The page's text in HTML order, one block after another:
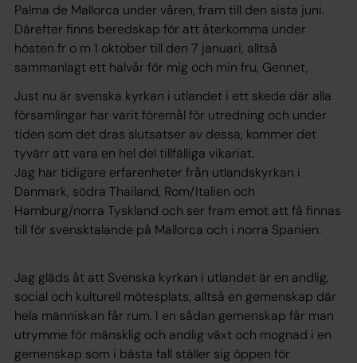
Palma de Mallorca under våren, fram till den sista juni.
Därefter finns beredskap för att återkomma under
hösten fr o m 1 oktober till den 7 januari, alltså
sammanlagt ett halvår för mig och min fru, Gennet,
Just nu är svenska kyrkan i utlandet i ett skede där alla
församlingar har varit föremål för utredning och under
tiden som det dras slutsatser av dessa, kommer det
tyvärr att vara en hel del tillfälliga vikariat.
Jag har tidigare erfarenheter från utlandskyrkan i
Danmark, södra Thailand, Rom/Italien och
Hamburg/norra Tyskland och ser fram emot att få finnas
till för svensktalande på Mallorca och i norra Spanien.
Jag gläds åt att Svenska kyrkan i utlandet är en andlig,
social och kulturell mötesplats, alltså en gemenskap där
hela människan får rum. I en sådan gemenskap får man
utrymme för mänsklig och andlig växt och mognad i en
gemenskap som i bästa fall ställer sig öppen för